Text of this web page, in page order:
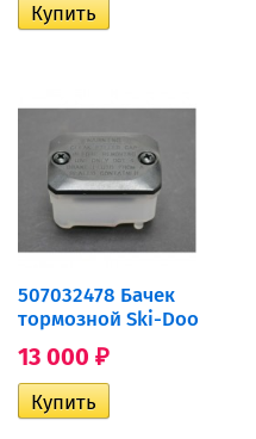
507032478 Бачек
тормозной Ski-Doo
13 000 ₽